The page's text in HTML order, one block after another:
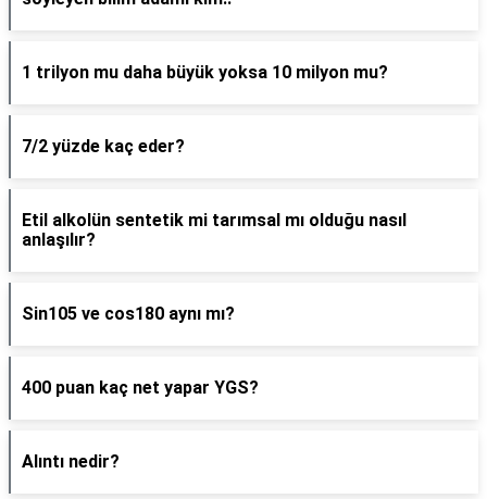
1 trilyon mu daha büyük yoksa 10 milyon mu?
7/2 yüzde kaç eder?
Etil alkolün sentetik mi tarımsal mı olduğu nasıl
anlaşılır?
Sin105 ve cos180 aynı mı?
400 puan kaç net yapar YGS?
Alıntı nedir?